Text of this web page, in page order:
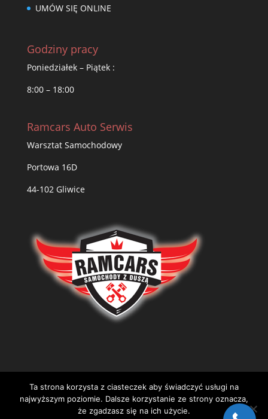
UMÓW SIĘ ONLINE
Godziny pracy
Poniedziałek – Piątek :
8:00 – 18:00
Ramcars Auto Serwis
Warsztat Samochodowy
Portowa 16D
44-102 Gliwice
(C)Copyright 2022 | Wykonanie:m3gr.pl Polityka
Ta strona korzysta z ciasteczek aby świadczyć usługi na
najwyższym poziomie. Dalsze korzystanie ze strony oznacza,
że zgadzasz się na ich użycie.